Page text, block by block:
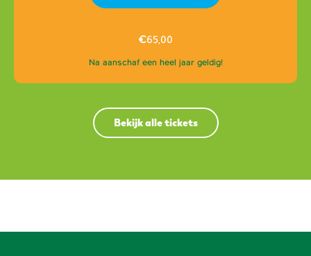
€65,00
Na aanschaf een heel jaar geldig!
Bekijk alle tickets